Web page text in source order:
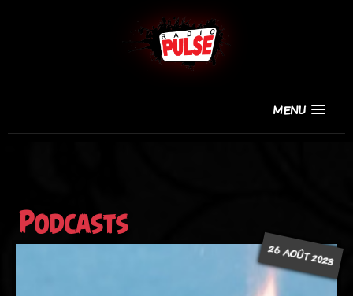
MENU
Podcasts
26 AOÛT 2023